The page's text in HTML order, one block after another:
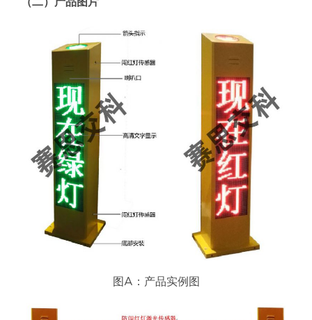
图A：产品实例图